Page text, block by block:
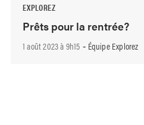
EXPLOREZ
Prêts pour la rentrée?
1 août 2023 à 9h15 - Équipe Explorez